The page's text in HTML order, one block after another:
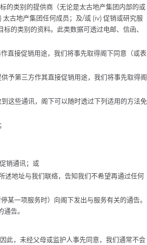
的类别的提供商（无论是太古地产集团内部的或
古地产集团任何成员；及/或 (iv) 促销或研究服
的类别的资料。此类数据可透过电邮、信函、
直接促销用途，我们将事先取得阁下同意（或表
予第三方作其直接促销用途，我们将事先取得阁
这些通讯，阁下可以随时透过下列适用的方法免
销通讯；或
述地址与我们联络，告知我们不希望再通过任何
某一项服务时）向阁下发出与服务有关的通告。
告。
此，未经父母或监护人事先同意，我们通常不会